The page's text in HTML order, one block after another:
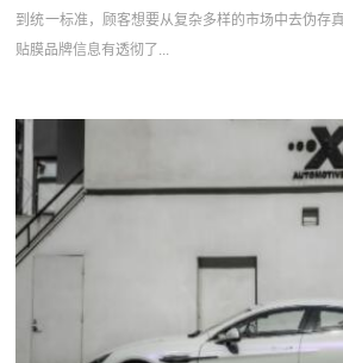
到统一标准，顾客想要从复杂多样的市场中去伪存
贴膜品牌信息有透彻了...